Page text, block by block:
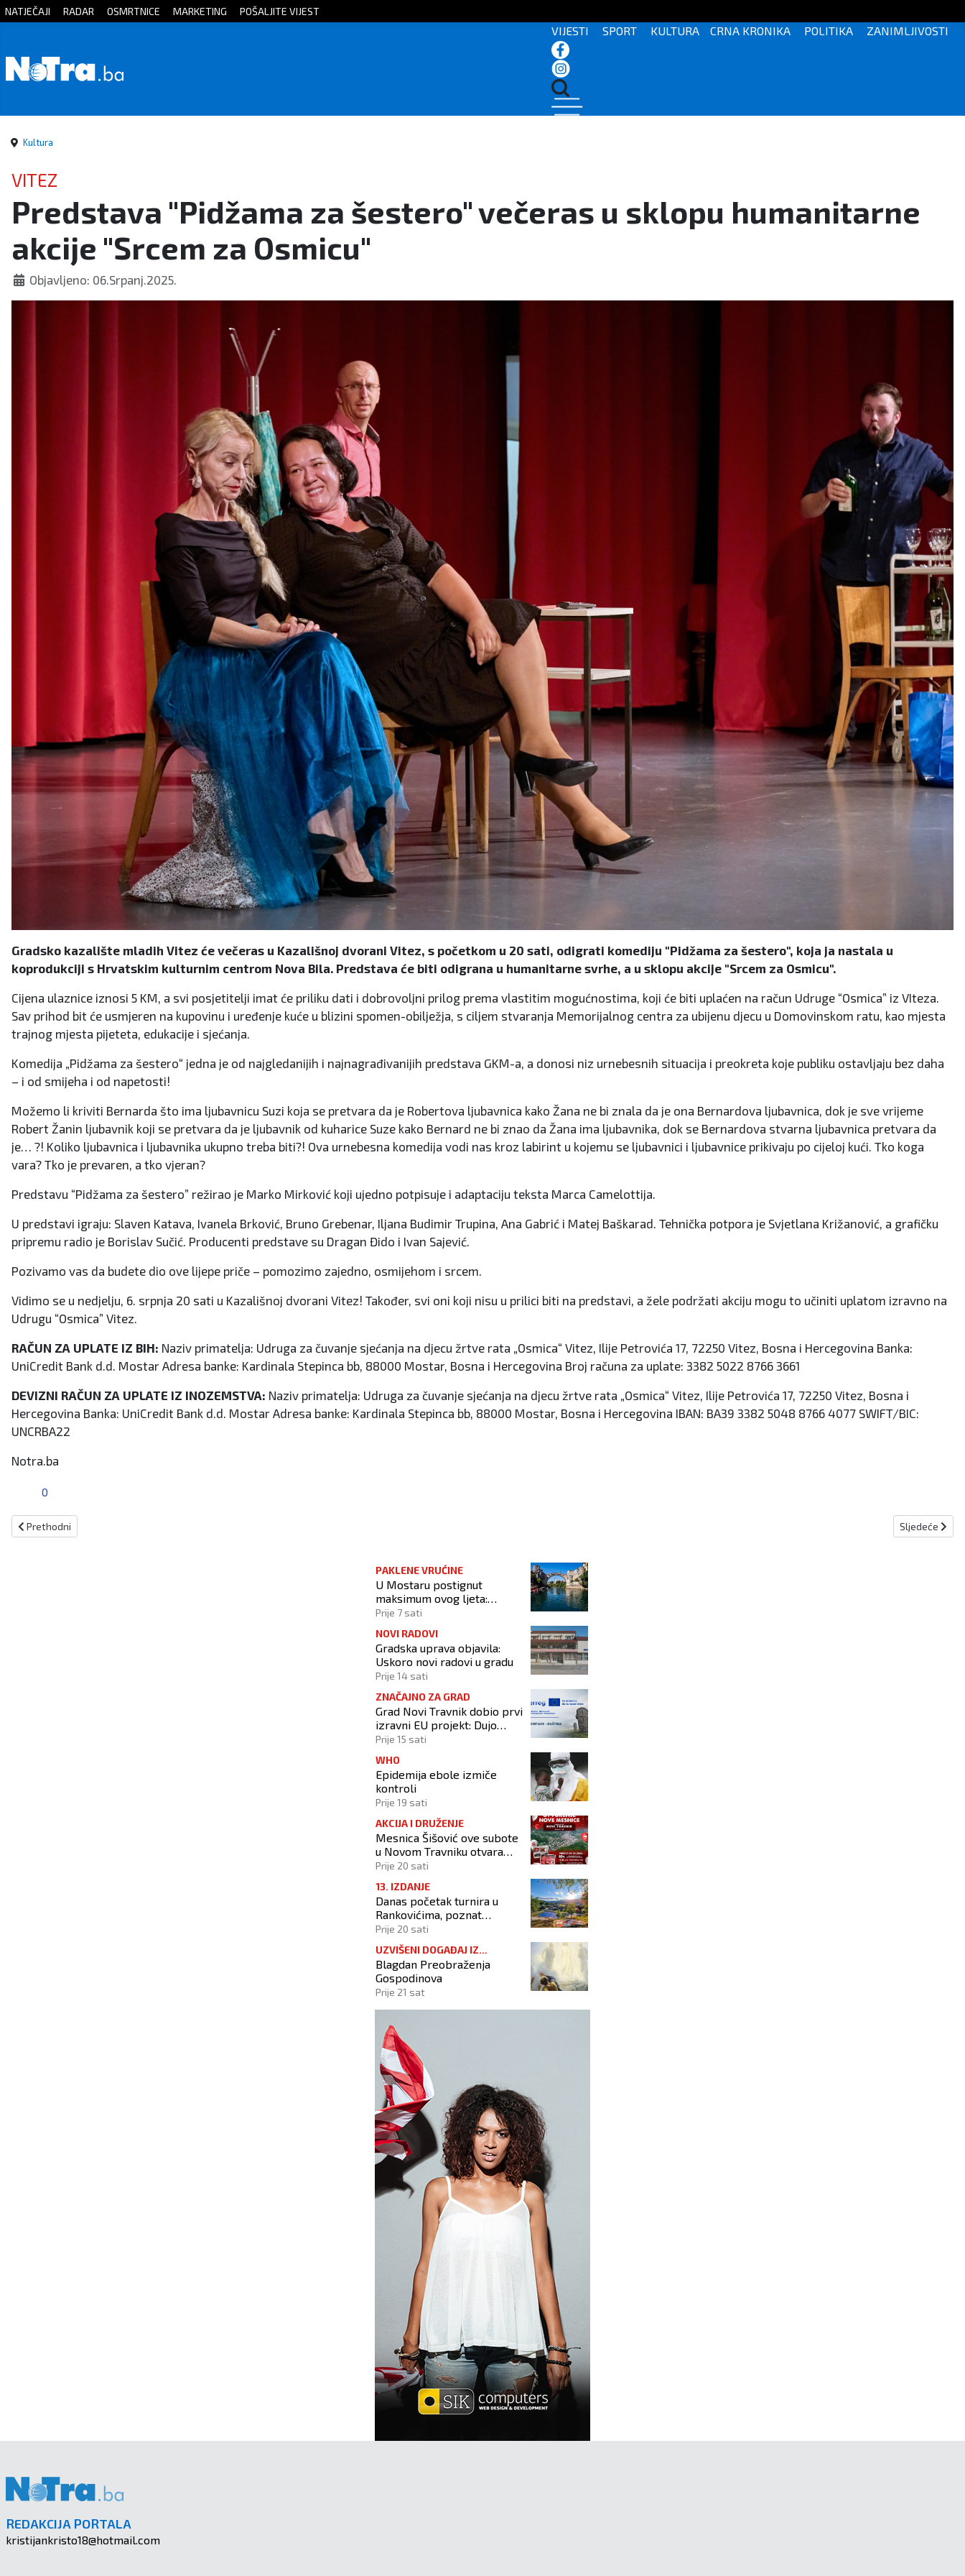
Početna
Sport
Kultura
Crna
kronika
Politika
NATJEČAJI RADAR OSMRTNICE MARKETING POŠALJITE VIJEST
VIJESTI SPORT KULTURA CRNA KRONIKA POLITIKA ZANIMLJIVOSTI
Kultura
VITEZ
Predstava "Pidžama za šestero" večeras u sklopu humanitarne
akcije "Srcem za Osmicu"
Objavljeno: 06.Srpanj.2025.
Gradsko kazalište mladih Vitez će večeras u Kazališnoj dvorani Vitez, s početkom u 20 sati, odigrati komediju "Pidžama za šestero", koja ja nastala u
koprodukciji s Hrvatskim kulturnim centrom Nova Bila. Predstava će biti odigrana u humanitarne svrhe, a u sklopu akcije "Srcem za Osmicu".
Cijena ulaznice iznosi 5 KM, a svi posjetitelji imat će priliku dati i dobrovoljni prilog prema vlastitim mogućnostima, koji će biti uplaćen na račun Udruge “Osmica” iz VIteza.
Sav prihod bit će usmjeren na kupovinu i uređenje kuće u blizini spomen-obilježja, s ciljem stvaranja Memorijalnog centra za ubijenu djecu u Domovinskom ratu, kao mjesta
trajnog mjesta pijeteta, edukacije i sjećanja.
Komedija „Pidžama za šestero“ jedna je od najgledanijih i najnagrađivanijih predstava GKM-a, a donosi niz urnebesnih situacija i preokreta koje publiku ostavljaju bez daha
– i od smijeha i od napetosti!
Možemo li kriviti Bernarda što ima ljubavnicu Suzi koja se pretvara da je Robertova ljubavnica kako Žana ne bi znala da je ona Bernardova ljubavnica, dok je sve vrijeme
Robert Žanin ljubavnik koji se pretvara da je ljubavnik od kuharice Suze kako Bernard ne bi znao da Žana ima ljubavnika, dok se Bernardova stvarna ljubavnica pretvara da
je… ?! Koliko ljubavnica i ljubavnika ukupno treba biti?! Ova urnebesna komedija vodi nas kroz labirint u kojemu se ljubavnici i ljubavnice prikivaju po cijeloj kući. Tko koga
vara? Tko je prevaren, a tko vjeran?
Predstavu “Pidžama za šestero” režirao je Marko Mirković koji ujedno potpisuje i adaptaciju teksta Marca Camelottija.
U predstavi igraju: Slaven Katava, Ivanela Brković, Bruno Grebenar, Iljana Budimir Trupina, Ana Gabrić i Matej Baškarad. Tehnička potpora je Svjetlana Križanović, a grafičku
pripremu radio je Borislav Sučić. Producenti predstave su Dragan Đido i Ivan Sajević.
Pozivamo vas da budete dio ove lijepe priče – pomozimo zajedno, osmijehom i srcem.
Vidimo se u nedjelju, 6. srpnja 20 sati u Kazališnoj dvorani Vitez! Također, svi oni koji nisu u prilici biti na predstavi, a žele podržati akciju mogu to učiniti uplatom izravno na
Udrugu “Osmica” Vitez.
RAČUN ZA UPLATE IZ BIH: Naziv primatelja: Udruga za čuvanje sjećanja na djecu žrtve rata „Osmica“ Vitez, Ilije Petrovića 17, 72250 Vitez, Bosna i Hercegovina Banka:
UniCredit Bank d.d. Mostar Adresa banke: Kardinala Stepinca bb, 88000 Mostar, Bosna i Hercegovina Broj računa za uplate: 3382 5022 8766 3661
DEVIZNI RAČUN ZA UPLATE IZ INOZEMSTVA: Naziv primatelja: Udruga za čuvanje sjećanja na djecu žrtve rata „Osmica“ Vitez, Ilije Petrovića 17, 72250 Vitez, Bosna i
Hercegovina Banka: UniCredit Bank d.d. Mostar Adresa banke: Kardinala Stepinca bb, 88000 Mostar, Bosna i Hercegovina IBAN: BA39 3382 5048 8766 4077 SWIFT/BIC:
UNCRBA22
Notra.ba
0
Prethodni članak: U Tomislavgradu izabrana najljepša Hrvatica u narodnoj nošnji izvan RH
Prethodni Sljedeći
Sljedeće
PAKLENE VRUĆINE
U Mostaru postignut
maksimum ovog ljeta:
Izmjerena temperatura od
Prije 7 sati
NOVI RADOVI
Gradska uprava objavila:
Uskoro novi radovi u gradu
Prije 14 sati
ZNAČAJNO ZA GRAD
Grad Novi Travnik dobio prvi
izravni EU projekt: Dujo
potpisao ugovor
Prije 15 sati
WHO
Epidemija ebole izmiče
kontroli
Prije 19 sati
AKCIJA I DRUŽENJE
Mesnica Šišović ove subote
u Novom Travniku otvara
poslovnicu!
Prije 20 sati
13. IZDANJE
Danas početak turnira u
Rankovićima, poznat
raspored prvog dana
Prije 20 sati
UZVIŠENI DOGAĐAJ IZ
KRISTOVA ŽIVOTA
Blagdan Preobraženja
Gospodinova
Prije 21 sat
REDAKCIJA PORTALA
kristijankristo18@hotmail.com